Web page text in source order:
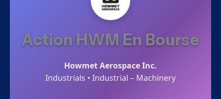
Action HWM En Bourse
Howmet Aerospace Inc.
Industrials • Industrial – Machinery